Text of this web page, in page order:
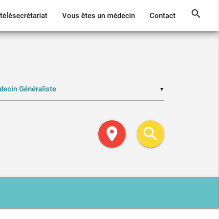
Vous êtes un médecin Contact search
▼
location_on search